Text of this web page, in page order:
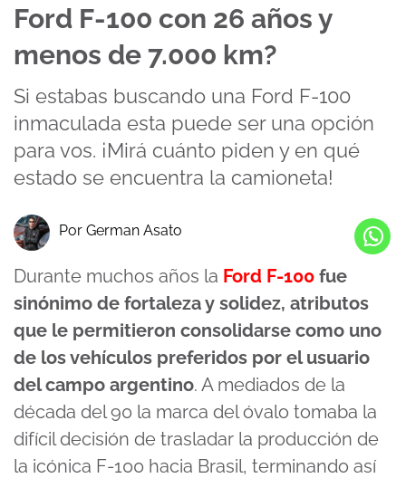
Ford F-100 con 26 años y
menos de 7.000 km?
Si estabas buscando una Ford F-100
inmaculada esta puede ser una opción
para vos. ¡Mirá cuánto piden y en qué
estado se encuentra la camioneta!
Por German Asato
Durante muchos años la Ford F-100 fue
sinónimo de fortaleza y solidez, atributos
que le permitieron consolidarse como uno
de los vehículos preferidos por el usuario
del campo argentino. A mediados de la
década del 90 la marca del óvalo tomaba la
difícil decisión de trasladar la producción de
la icónica F-100 hacia Brasil, terminando así